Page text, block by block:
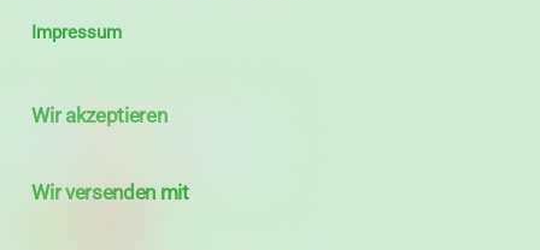
Impressum
Wir akzeptieren
Wir versenden mit